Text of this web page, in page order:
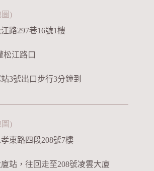
圖)
路297巷16號1樓
松江路口
3號出口步行3分鐘到
圖)
東路四段208號7樓
站，往回走至208號凌雲大廈